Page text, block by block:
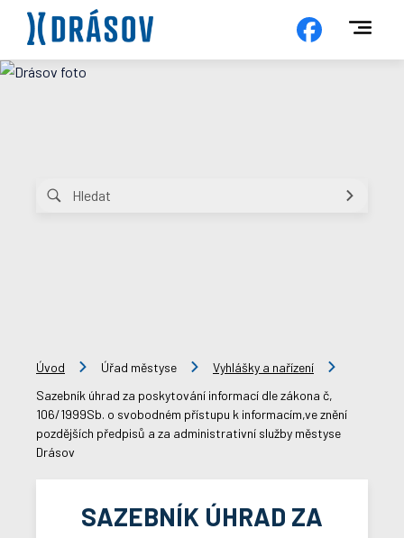
Úvod Úřad městyse
Vyhlášky a nařízení
Sazebník úhrad za poskytování informací dle zákona č,
106/1999Sb. o svobodném přístupu k informacím,ve znění
pozdějších předpisů a za administrativní služby městyse
Drásov
SAZEBNÍK ÚHRAD ZA